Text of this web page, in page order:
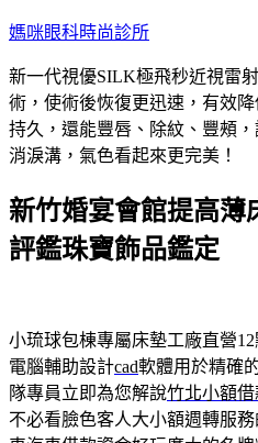
跳
主
要
內
容
媽咪眼科時尚診所
新一代視優SILK極飛秒近視雷
術，使術後恢復更迅速，有效
持久，還能豐唇、除紋、豐頰
消淚溝，氣色看起來更完美！
新竹婚宴會館提高薄
評鑑珠寶飾品鑑定
小琉球包棟專屬床墊工廠直營12
電腦輔助設計cad軟體用於精確
隊專員立即為您解說竹北小額借
不必看臉色客人大小額週轉服務